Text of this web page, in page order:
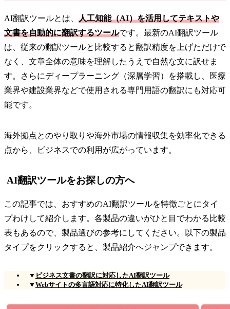
AI翻訳ツールとは、 人工知能（AI）を活用してテキストや
文書を自動的に翻訳するツールです。最新のAI翻訳ツール
は、従来の翻訳ツールと比較すると翻訳精度を上げただけで
なく、文章全体の意味を理解したうえで自然な文に訳せま
す。さらにディープラーニング（深層学習）を搭載し、医療
業界や建設業界などで使用される専門用語の翻訳にも対応可
能です。
海外拠点とのやり取りや海外市場の情報収集を効率化できる
点から、ビジネスでの利用が広がっています。
AI翻訳ツールをお探しの方へ
この記事では、おすすめのAI翻訳ツールを特徴ごとにタイ
プわけして紹介します。各製品の違いがひと目でわかる比較
表もあるので、製品選びの参考にしてください。以下の製品
タイプをクリックすると、製品紹介へジャンプできます。
▼ ビジネス文書の翻訳に対応したAI翻訳ツール
▼ Webサイトの多言語対応に特化したAI翻訳ツール